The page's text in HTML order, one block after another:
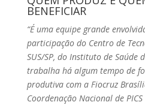
BENEFICIAR
“É uma equipe grande
participação do Centro de
SUS/SP, do Instituto de Saúde
trabalha há algum tempo de
produtiva com a Fiocruz
Coordenação Nacional de